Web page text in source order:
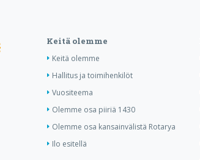
Keitä olemme
Keitä olemme
Hallitus ja toimihenkilöt
Vuositeema
Olemme osa piiriä 1430
Olemme osa kansainvälistä Rotarya
Ilo esitellä